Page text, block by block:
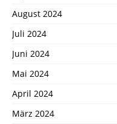
August 2024
Juli 2024
Juni 2024
Mai 2024
April 2024
März 2024